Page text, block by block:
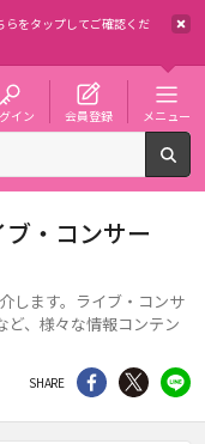
らをタップしてご確認くだ
イン 会員登録 メニュー
・コンサー
します。ライブ・コンサ
ど、様々な情報コンテン
SHARE シェア Twitter